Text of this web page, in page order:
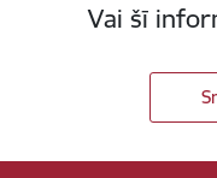
Vai šī